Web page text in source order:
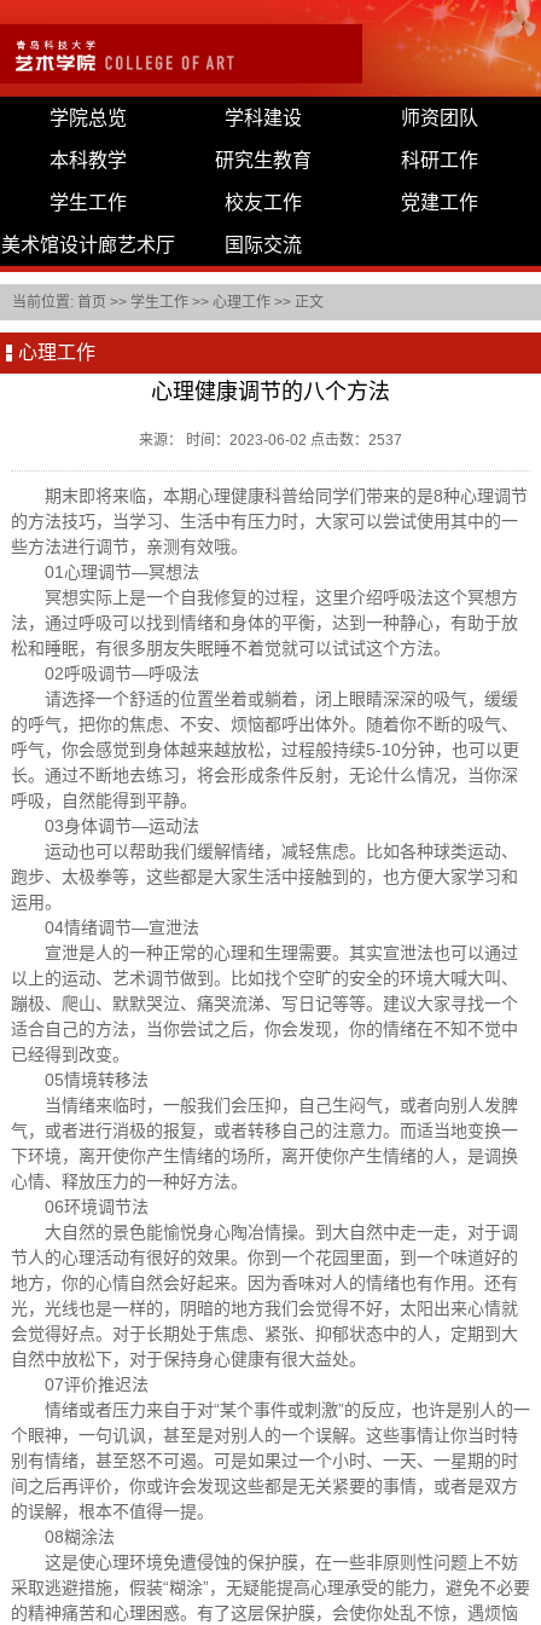
学院总览 学科建设 师资团队
本科教学 研究生教育 科研工作
学生工作 校友工作 党建工作
美术馆设计廊艺术厅 国际交流
当前位置: 首页 >> 学生工作 >> 心理工作 >> 正文
心理工作
心理健康调节的八个方法
来源： 时间：2023-06-02 点击数： 2537
期末即将来临，本期心理健康科普给同学们带来的是8种心理调节
的方法技巧，当学习、生活中有压力时，大家可以尝试使用其中的一
些方法进行调节，亲测有效哦。
01心理调节—冥想法
冥想实际上是一个自我修复的过程，这里介绍呼吸法这个冥想方
法，通过呼吸可以找到情绪和身体的平衡，达到一种静心，有助于放
松和睡眠，有很多朋友失眠睡不着觉就可以试试这个方法。
02呼吸调节—呼吸法
请选择一个舒适的位置坐着或躺着，闭上眼睛深深的吸气，缓缓
的呼气，把你的焦虑、不安、烦恼都呼出体外。随着你不断的吸气、
呼气，你会感觉到身体越来越放松，过程般持续5-10分钟，也可以更
长。通过不断地去练习，将会形成条件反射，无论什么情况，当你深
呼吸，自然能得到平静。
03身体调节—运动法
运动也可以帮助我们缓解情绪，减轻焦虑。比如各种球类运动、
跑步、太极拳等，这些都是大家生活中接触到的，也方便大家学习和
运用。
04情绪调节—宣泄法
宣泄是人的一种正常的心理和生理需要。其实宣泄法也可以通过
以上的运动、艺术调节做到。比如找个空旷的安全的环境大喊大叫、
蹦极、爬山、默默哭泣、痛哭流涕、写日记等等。建议大家寻找一个
适合自己的方法，当你尝试之后，你会发现，你的情绪在不知不觉中
已经得到改变。
05情境转移法
当情绪来临时，一般我们会压抑，自己生闷气，或者向别人发脾
气，或者进行消极的报复，或者转移自己的注意力。而适当地变换一
下环境，离开使你产生情绪的场所，离开使你产生情绪的人，是调换
心情、释放压力的一种好方法。
06环境调节法
大自然的景色能愉悦身心陶冶情操。到大自然中走一走，对于调
节人的心理活动有很好的效果。你到一个花园里面，到一个味道好的
地方，你的心情自然会好起来。因为香味对人的情绪也有作用。还有
光，光线也是一样的，阴暗的地方我们会觉得不好，太阳出来心情就
会觉得好点。对于长期处于焦虑、紧张、抑郁状态中的人，定期到大
自然中放松下，对于保持身心健康有很大益处。
07评价推迟法
情绪或者压力来自于对“某个事件或刺激”的反应，也许是别人的一
个眼神，一句讥讽，甚至是对别人的一个误解。这些事情让你当时特
别有情绪，甚至怒不可遏。可是如果过一个小时、一天、一星期的时
间之后再评价，你或许会发现这些都是无关紧要的事情，或者是双方
的误解，根本不值得一提。
08糊涂法
这是使心理环境免遭侵蚀的保护膜，在一些非原则性问题上不妨
采取逃避措施，假装“糊涂”，无疑能提高心理承受的能力，避免不必要
的精神痛苦和心理困惑。有了这层保护膜，会使你处乱不惊，遇烦恼